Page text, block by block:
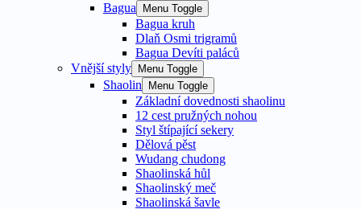
Bagua
Menu Toggle
Bagua kruh
Dlaň Osmi trigramů
Bagua Devíti paláců
Vnější styly
Menu Toggle
Shaolin Menu Toggle
Základní dovednosti shaolinu
12 cest pružných nohou
Styl štípající sekery
Dělová pěst
Wudang chudong
Shaolinská hůl
Shaolinský meč
Shaolinská šavle